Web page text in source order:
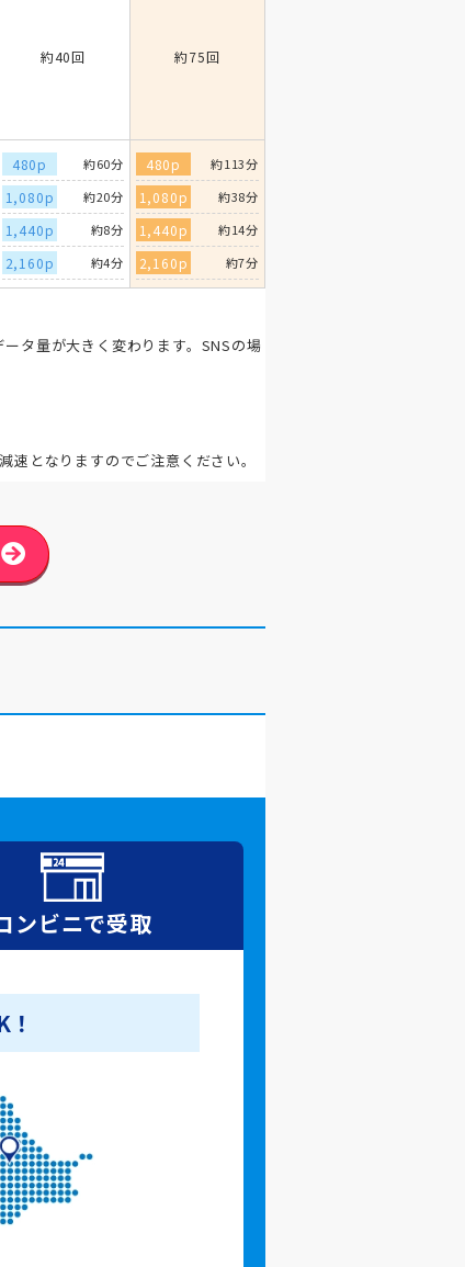
約40回 約75回
480p 約60分
1,080p 約20分
1,440p 約8分
2,160p 約4分
480p 約113分
1,080p 約38分
1,440p 約14分
2,160p 約7分
タ量が大きく変わります。SNSの場
となりますのでご注意ください。
ンビニで受取